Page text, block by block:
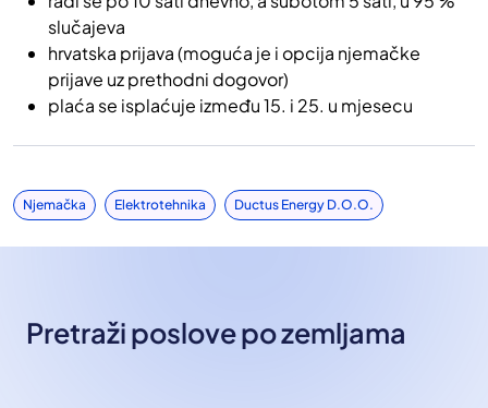
slučajeva
hrvatska prijava (moguća je i opcija njemačke
prijave uz prethodni dogovor)
plaća se isplaćuje između 15. i 25. u mjesecu
Njemačka Elektrotehnika Ductus Energy D.o.o.
Pretraži poslove po zemljama